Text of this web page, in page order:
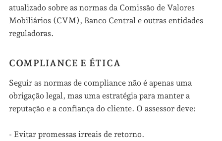
atualizado sobre as normas da Comissão de Valores
Mobiliários (CVM), Banco Central e outras entidades
reguladoras.
COMPLIANCE E ÉTICA
Seguir as normas de compliance não é apenas uma
obrigação legal, mas uma estratégia para manter a
reputação e a confiança do cliente. O assessor deve:
- Evitar promessas irreais de retorno.